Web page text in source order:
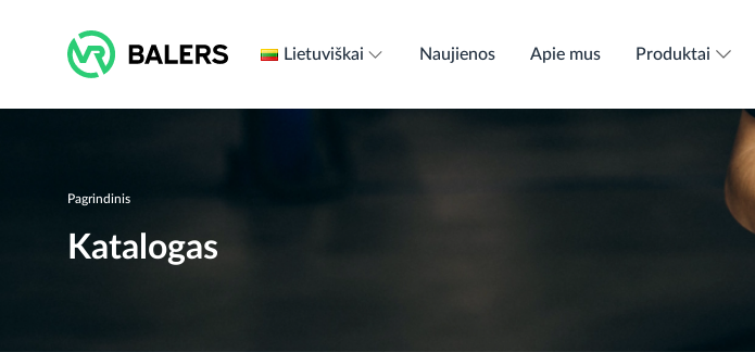
Lietuviškai Naujienos Apie mus Produktai
Pagrindinis
Katalogas